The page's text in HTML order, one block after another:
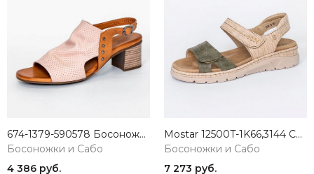
674-1379-590578 Босоножки женские SandM
Босоножки и Сабо
4 386 руб.
Mostar 12500T-1K66,3144 Сандалии женские натуральная кожа бежевый Suave
Босоножки и Сабо
7 273 руб.